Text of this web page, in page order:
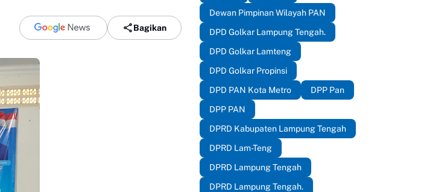
Bagikan
Dewan Pimpinan Wilayah PAN
DPD Golkar Lampung Tengah.
DPD Golkar Lamteng
DPD Golkar Propinsi
DPD PAN Kota Metro
DPP Pan
DPP PAN
DPRD Kabupaten Lampung Tengah
DPRD Lam-Teng
DPRD Lampung Tengah
DPRD Lampung Tengah.